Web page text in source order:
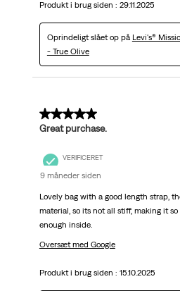
Produkt i brug siden : 29.11.2025
Oprindeligt slået op på Levi's®
- True Olive
5 ud af 5 stjerner.
Great purchase.
VERIFICERET
9 måneder siden
Lovely bag with a good length strap,
material, so its not all stiff, making it
enough inside.
Oversæt med Google
Produkt i brug siden : 15.10.2025